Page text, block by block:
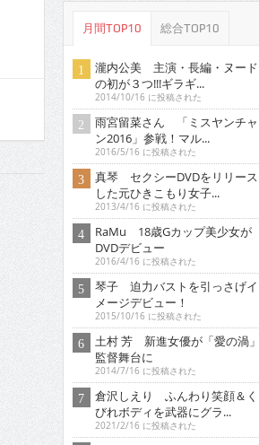
月間TOP10 総合TOP10
瀧内公美 主演・長編・ヌード
の初が３つ!!!ギラギ...
2014/10/16 に投稿された
雨宮留菜さん 「ミスヤンチャ
ン2016」参戦！マル...
2016/5/16 に投稿された
真琴 セクシーDVDをリリース
した元ひきこもり女子...
2013/4/16 に投稿された
RaMu 18歳Gカップ美少女が
DVDデビュー
2016/4/16 に投稿された
琴子 迫力バストを引っさげイ
メージデビュー！
2015/10/16 に投稿された
土村 芳 新進女優が「愛の渦」
監督舞台に
2014/7/16 に投稿された
倉沢しえり ふんわり笑顔＆く
びれボディを武器にグラ...
2021/2/16 に投稿された